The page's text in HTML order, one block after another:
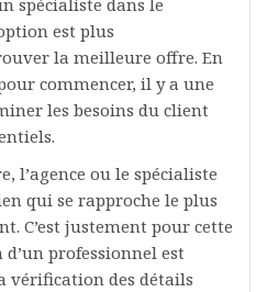
est plus
la meilleure offre. En
commencer, il y a une
les besoins du client
l’agence ou le spécialiste
qui se rapproche le plus
C’est justement pour cette
professionnel est
vérification des détails